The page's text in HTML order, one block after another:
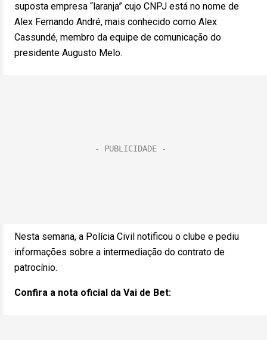
suposta empresa “laranja” cujo CNPJ está no nome de
Alex Fernando André, mais conhecido como Alex
Cassundé, membro da equipe de comunicação do
presidente Augusto Melo.
Nesta semana, a Polícia Civil notificou o clube e pediu
informações sobre a intermediação do contrato de
patrocínio.
Confira a nota oficial da Vai de Bet: